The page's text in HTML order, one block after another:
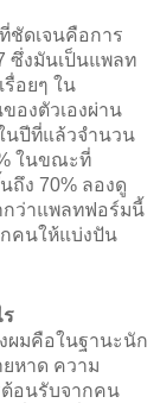
ชัดเจนคือการ
ซึ่งมันเป็นแพลท
อยๆ ใน
องตัวเองผ่าน
นปีที่แล้วจำนวน
ในขณะที่
ถึง 70% ลองดู
กว่าแพลทฟอร์มนี้
คนให้แบ่งปัน
ร
ผมคือในฐานะนัก
ยหาด ความ
ต้อนรับจากคน